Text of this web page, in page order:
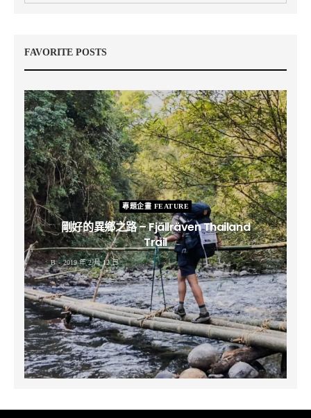
FAVORITE POSTS
專題企畫 FEATURE
剛好的異鄉之路 – Fjällräven Thailand
Trail
B 2019 年 2 月 12 日